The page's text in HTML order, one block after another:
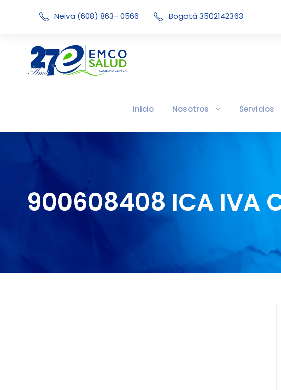
Neiva (608) 863- 0566 Bogotá 3502142363
Inicio Nosotros Servicios
900608408 ICA IVA